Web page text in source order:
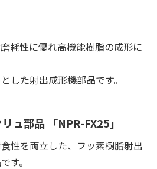
耗性に優れ高機能樹脂の成形に
した射出成形機部品です。
ュ部品 「NPR-FX25」
性を両立した、フッ素樹脂射出
す。